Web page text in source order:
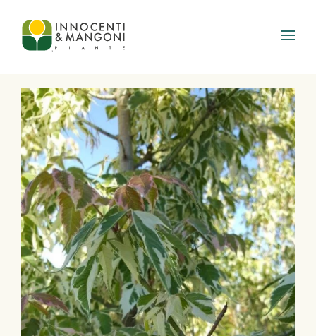
Skip to main content